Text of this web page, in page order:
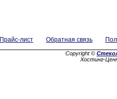
Прайс-лист Обратная связь
Copyright ©
Хостинг-